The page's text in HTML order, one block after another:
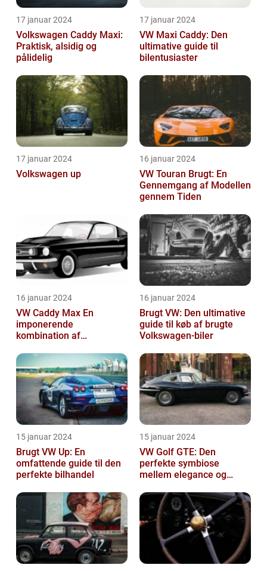
17 januar 2024
Volkswagen Caddy Maxi:
Praktisk, alsidig og
pålidelig
17 januar 2024
VW Maxi Caddy: Den
ultimative guide til
bilentusiaster
17 januar 2024
Volkswagen up
16 januar 2024
VW Touran Brugt: En
Gennemgang af Modellen
gennem Tiden
16 januar 2024
VW Caddy Max En
imponerende
kombination af
og komfort
16 januar 2024
Brugt VW: Den ultimative
guide til køb af brugte
Volkswagen-biler
15 januar 2024
Brugt VW Up: En
omfattende guide til den
perfekte bilhandel
15 januar 2024
VW Golf GTE: Den
perfekte symbiose
mellem elegance og